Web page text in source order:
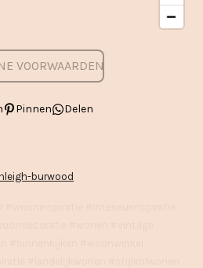
VOORWAARDEN
Pinnen Delen
burwood